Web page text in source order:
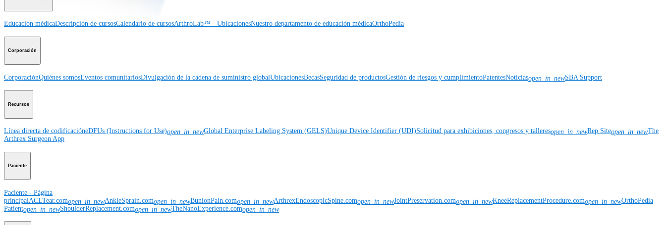
Educación médicaDescripción de cursosCalendario de cursosArthroLab™ - UbicacionesNuestro departamento de educación médicaOrthoPedia
Corporación
CorporaciónQuiénes somosEventos comunitariosDivulgación de la cadena de suministro globalUbicacionesBecasSeguridad de productosGestión de riesgos y cumplimientoPatentesNoticiasopen_in_newSBA Support
Recursos
Línea directa de codificacióneDFUs (Instructions for Use)open_in_newGlobal Enterprise Labeling System (GELS)Unique Device Identifier (UDI)Solicitud para exhibiciones, congresos y talleresopen_in_newRep Siteopen_in_newThe
Arthrex Surgeon App
Paciente
Paciente - Página
principalACLTear.comopen_in_newAnkleSprain.comopen_in_newBunionPain.comopen_in_newArthrexEndoscopicSpine.comopen_in_newJointPreservation.comopen_in_newKneeReplacementProcedure.comopen_in_newOrthoPedia
Patientopen_in_newShoulderReplacement.comopen_in_newTheNanoExperience.comopen_in_new